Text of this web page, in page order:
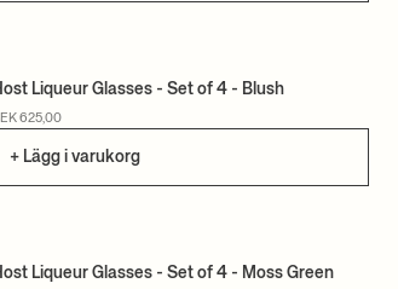
Liqueur Glasses - Set of 4 - Blush
625,00
+ Lägg i varukorg
Liqueur Glasses - Set of 4 - Moss Green